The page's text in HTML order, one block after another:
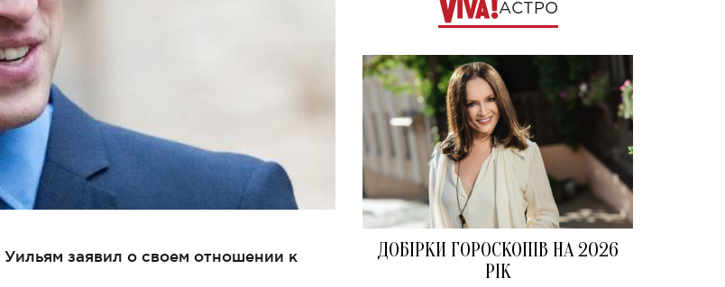
заявил о своем отношении к
АСТРО
ДОБІРКИ ГОРОСКОПІВ НА 2026
РІК